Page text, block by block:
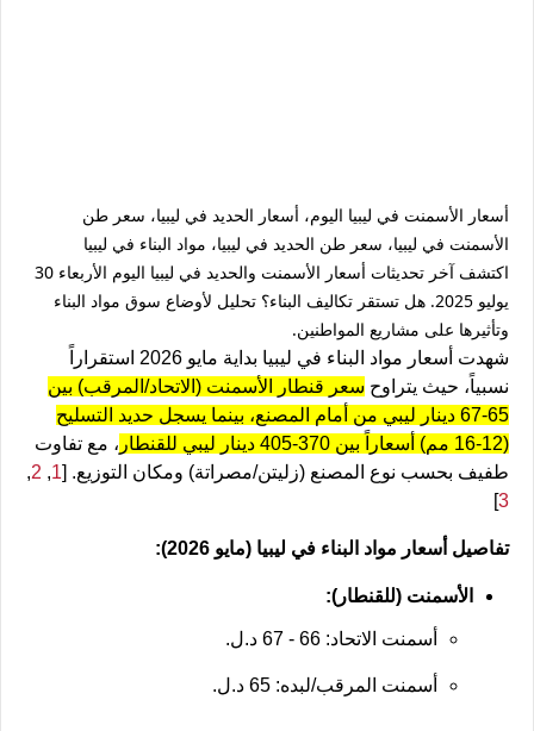
أسعار الأسمنت في ليبيا اليوم، أسعار الحديد في ليبيا، سعر طن
الأسمنت في ليبيا، سعر طن الحديد في ليبيا، مواد البناء في ليبيا
اكتشف آخر تحديثات أسعار الأسمنت والحديد في ليبيا اليوم الأربعاء 30
يوليو 2025. هل تستقر تكاليف البناء؟ تحليل لأوضاع سوق مواد البناء
وتأثيرها على مشاريع المواطنين.
شهدت أسعار مواد البناء في ليبيا بداية مايو 2026 استقراراً
نسبياً، حيث يتراوح سعر قنطار الأسمنت (الاتحاد/المرقب) بين
65-67 دينار ليبي من أمام المصنع، بينما يسجل حديد التسليح
(12-16 مم) أسعاراً بين 370-405 دينار ليبي للقنطار
، مع تفاوت
طفيف بحسب نوع المصنع (زليتن/مصراتة) ومكان التوزيع. [1
,
2
,
3
]
تفاصيل أسعار مواد البناء في ليبيا (مايو 2026):
الأسمنت (للقنطار):
أسمنت الاتحاد: 66 - 67 د.ل.
أسمنت المرقب/لبده: 65 د.ل.